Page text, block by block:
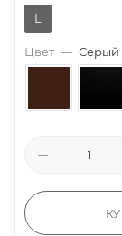
L
Цвет — Серый